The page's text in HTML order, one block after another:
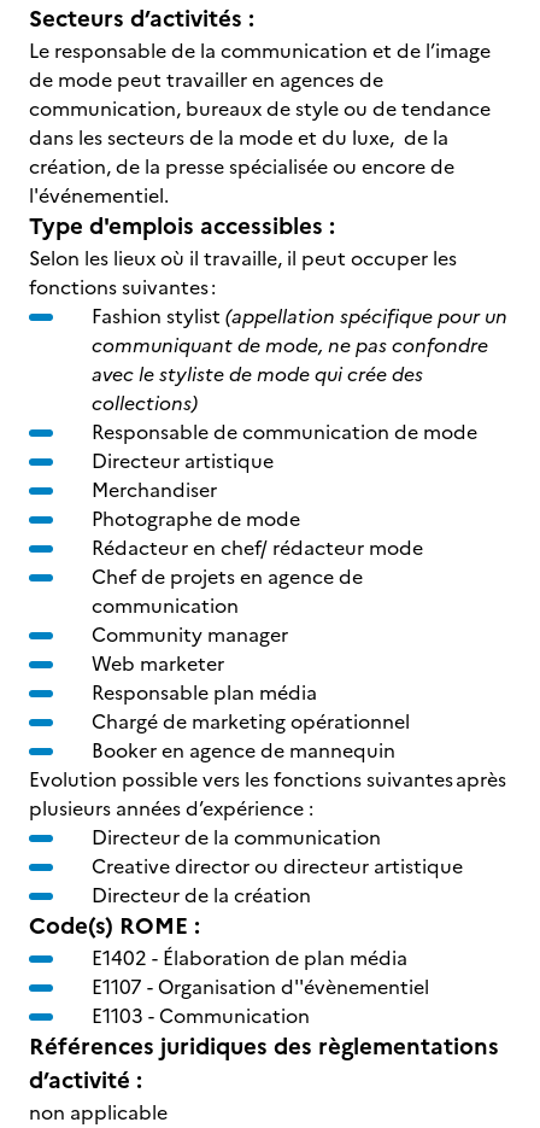
Secteurs d’activités :
Le responsable de la communication et de l’image
de mode peut travailler en agences de
communication, bureaux de style ou de tendance
dans les secteurs de la mode et du luxe, de la
création, de la presse spécialisée ou encore de
l'événementiel.
Type d'emplois accessibles :
Selon les lieux où il travaille, il peut occuper les
fonctions suivantes :
Fashion stylist (appellation spécifique pour un
communiquant de mode, ne pas confondre
avec le styliste de mode qui crée des
collections)
Responsable de communication de mode
Directeur artistique
Merchandiser
Photographe de mode
Rédacteur en chef/ rédacteur mode
Chef de projets en agence de
communication
Community manager
Web marketer
Responsable plan média
Chargé de marketing opérationnel
Booker en agence de mannequin
Evolution possible vers les fonctions suivantes après
plusieurs années d’expérience :
Directeur de la communication
Creative director ou directeur artistique
Directeur de la création
Code(s) ROME :
E1402 - Élaboration de plan média
E1107 -Organisation d''évènementiel
E1103 -Communication
Références juridiques des règlementations
d’activité :
non applicable